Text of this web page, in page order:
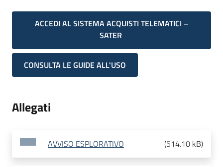
ACCEDI AL SISTEMA ACQUISTI TELEMATICI –
SATER
CONSULTA LE GUIDE ALL'USO
Allegati
AVVISO ESPLORATIVO (514.10 kB)